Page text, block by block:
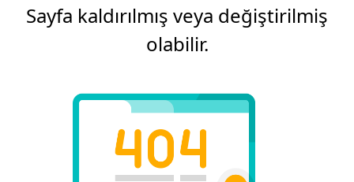
Sayfa kaldırılmış veya değiştirilmiş
olabilir.